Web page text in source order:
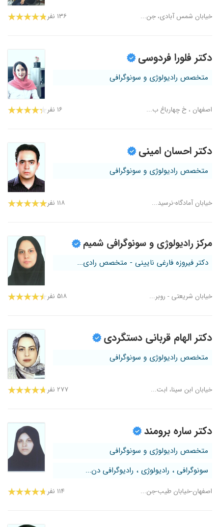
خیابان شمس آبادی، جن... ۱۳۶ نفر
دکتر فلورا فردوسی
متخصص رادیولوژی و سونوگرافی
اصفهان ، خ چهارباغ ب... ۱۶ نفر
دکتر احسان امینی
متخصص رادیولوژی و سونوگرافی
خیابان آمادگاه-نرسید... ۱۱۸ نفر
مرکز رادیولوژی و سونوگرافی شمیم
دکتر فیروزه فارغی نایینی - متخصص رادی...
خیابان شریعتی - روبر... ۵۱۸ نفر
دکتر الهام قربانی دستگردی
متخصص رادیولوژی و سونوگرافی
خیابان ابن سینا، ابت... ۲۷۷ نفر
دکتر ساره برومند
متخصص رادیولوژی و سونوگرافی
سونوگرافی ، رادیولوژی ، رادیوگرافی دن...
اصفهان-خیابان طیب-جن... ۱۱۴ نفر